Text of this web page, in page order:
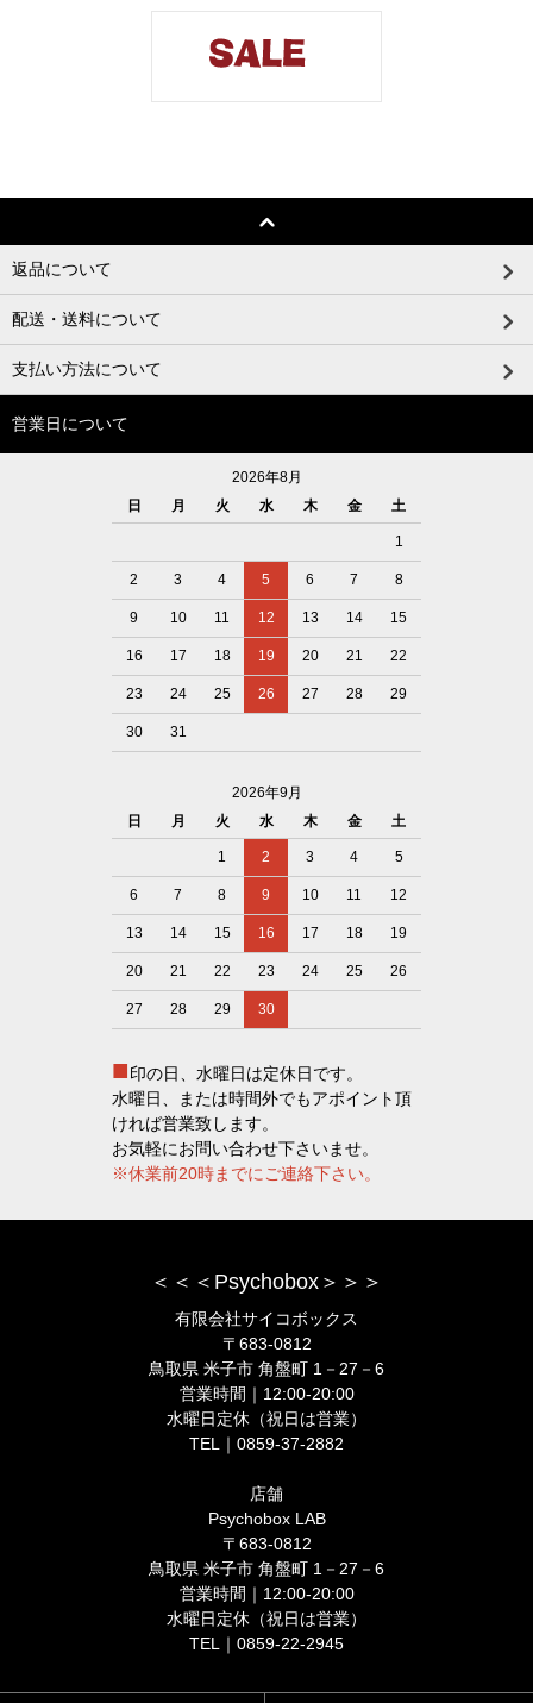
返品について
配送・送料について
支払い方法について
営業日について
2026年8月
日
月 火 水 木 金 土
1
2 3 4 5 6 7 8
9 10 11 12 13 14 15
16 17 18 19 20 21 22
23 24 25 26 27 28 29
30 31
2026年9月
日
月 火 水 木 金 土
1 2 3 4 5
6 7 8 9 10 11 12
13 14 15 16 17 18 19
20 21 22 23 24 25 26
27 28 29 30
■印の日、水曜日は定休日です。
水曜日、または時間外でもアポイント頂
ければ営業致します。
お気軽にお問い合わせ下さいませ。
※休業前20時までにご連絡下さい。
＜＜＜Psychobox＞＞＞
有限会社サイコボックス
〒683-0812
鳥取県 米子市 角盤町 1－27－6
営業時間｜12:00-20:00
水曜日定休（祝日は営業）
TEL｜0859-37-2882
店舗
Psychobox LAB
〒683-0812
鳥取県 米子市 角盤町 1－27－6
営業時間｜12:00-20:00
水曜日定休（祝日は営業）
TEL｜0859-22-2945